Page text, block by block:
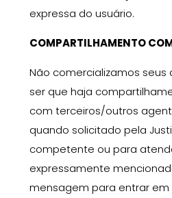
expressa do usuário.
COMPARTILHAMENTO
Não comercializamos seus
ser que haja
com terceiros/outros
quando solicitado pela
competente ou para
expressamente
mensagem para entrar